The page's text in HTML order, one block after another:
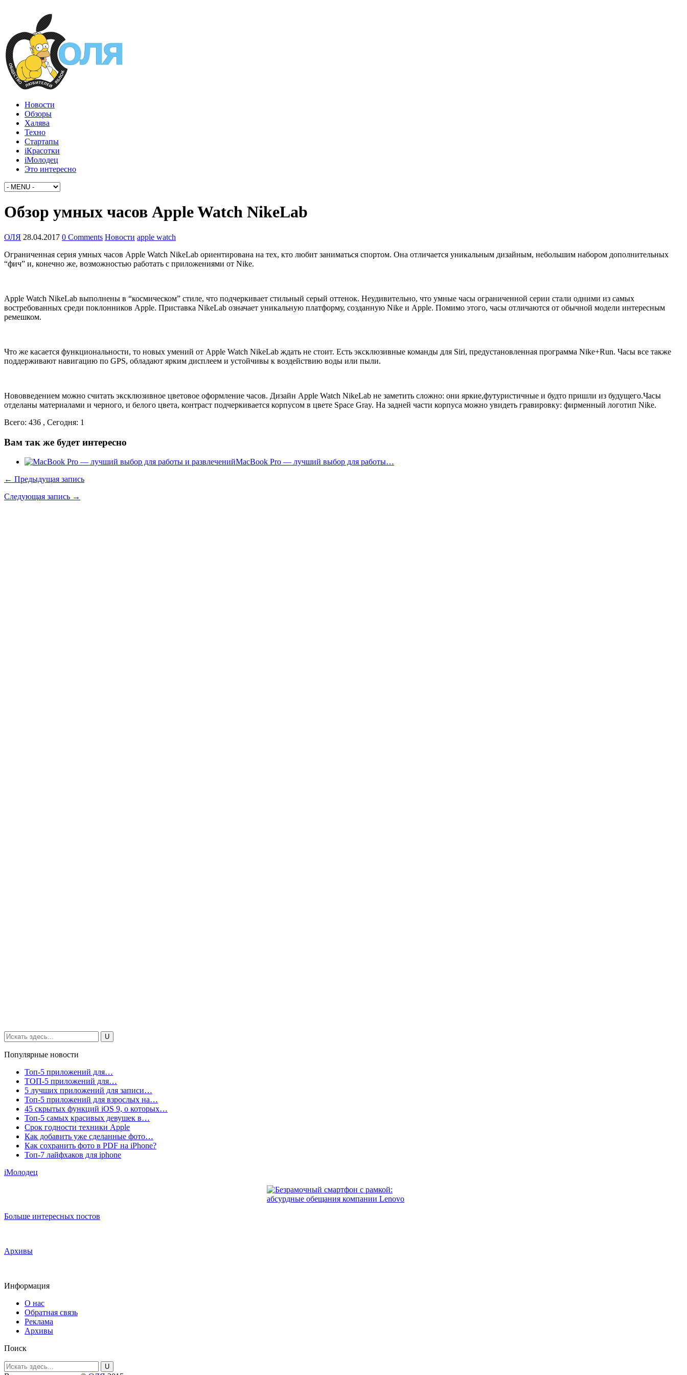
Новости
Обзоры
Халява
Техно
Стартапы
iКрасотки
iМолодец
Это интересно
Обзор умных часов Apple Watch NikeLab
ОЛЯ 28.04.2017 0 Comments Новости apple watch
Ограниченная серия умных часов Apple Watch NikeLab ориентирована на тех, кто любит заниматься спортом. Она отличается уникальным дизайным, небольшим набором дополнительных
“фич” и, конечно же, возможностью работать с приложениями от Nike.
Apple Watch NikeLab выполнены в “космическом” стиле, что подчеркивает стильный серый оттенок. Неудивительно, что умные часы ограниченной серии стали одними из самых
востребованных среди поклонников Apple. Приставка NikeLab означает уникальную платформу, созданную Nike и Apple. Помимо этого, часы отличаются от обычной модели интересным
ремешком.
Что же касается функциональности, то новых умений от Apple Watch NikeLab ждать не стоит. Есть эксклюзивные команды для Siri, предустановленная программа Nike+Run. Часы все также
поддерживают навигацию по GPS, обладают ярким дисплеем и устойчивы к воздействию воды или пыли.
Нововведением можно считать эксклюзивное цветовое оформление часов. Дизайн Apple Watch NikeLab не заметить сложно: они яркие,футуристичные и будто пришли из будущего.Часы
отделаны материалами и черного, и белого цвета, контраст подчеркивается корпусом в цвете Space Gray. На задней части корпуса можно увидеть гравировку: фирменный логотип Nike.
Всего: 436 , Сегодня: 1
Вам так же будет интересно
MacBook Pro — лучший выбор для работы…
← Предыдущая запись
Следующая запись →
Популярные новости
Топ-5 приложений для…
ТОП-5 приложений для…
5 лучших приложений для записи…
Топ-5 приложений для взрослых на…
45 скрытых функций iOS 9, о которых…
Топ-5 самых красивых девушек в…
Срок годности техники Apple
Как добавить уже сделанные фото…
Как сохранить фото в PDF на iPhone?
Топ-7 лайфхаков для iphone
iМолодец
Больше интересных постов
Архивы
Информация
О нас
Обратная связь
Реклама
Архивы
Поиск